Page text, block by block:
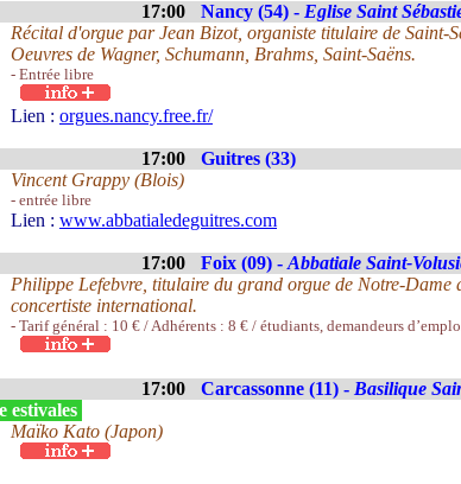
17:00 Nancy (54) - Eglise Saint
Récital d'orgue par Jean Bizot, organiste titulaire de Saint-
Oeuvres de Wagner, Schumann, Brahms, Saint-Saëns.
- Entrée libre
Lien : orgues.nancy.free.fr/
17:00 Guitres (33)
Vincent Grappy (Blois)
- entrée libre
Lien : www.abbatialedeguitres.com
17:00 Foix (09) - Abbatiale Saint-
Philippe Lefebvre, titulaire du grand orgue de Notre-
concertiste international.
- Tarif général : 10 € / Adhérents : 8 € / étudiants, demandeurs
17:00 Carcassonne (11) - Basilique
estivales
Maïko Kato (Japon)